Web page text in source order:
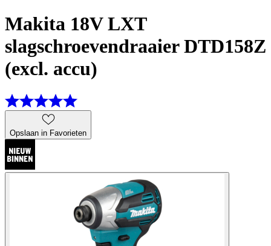
Makita 18V LXT
slagschroevendraaier DTD158Z
(excl. accu)
Opslaan in Favorieten